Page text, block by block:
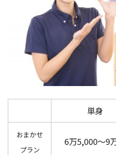
単身
おまかせ
プラン
6万5,000～9